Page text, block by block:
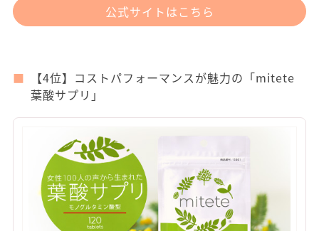
公式サイトはこちら
【4位】コストパフォーマンスが魅力の「mitete
葉酸サプリ」